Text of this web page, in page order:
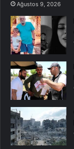
Ağustos 9, 2026